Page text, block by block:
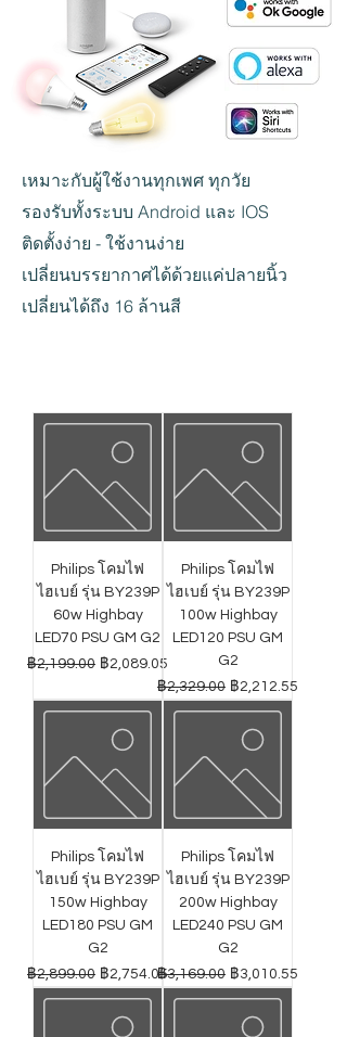
เหมาะกับผู้ใช้งานทุกเพศ ทุกวัย
รองรับทั้งระบบ Android และ IOS
ติดตั้งง่าย - ใช้งานง่าย
เปลี่ยนบรรยากาศได้ด้วยแค่ปลายนิ้ว
เปลี่ยนได้ถึง 16 ล้านสี
Philips โคมไฟ
ไฮเบย์ รุ่น BY239P
60w Highbay
LED70 PSU GM G2
ราคาปกติ
฿2,199.00 ราคาขายลด
฿2,089.05
Philips โคมไฟ
ไฮเบย์ รุ่น BY239P
100w Highbay
LED120 PSU GM
G2
ราคาปกติ
฿2,329.00 ราคาขายลด
฿2,212.55
Philips โคมไฟ
ไฮเบย์ รุ่น BY239P
150w Highbay
LED180 PSU GM
G2
ราคาปกติ
฿2,899.00 ราคาขายลด
฿2,754.05
Philips โคมไฟ
ไฮเบย์ รุ่น BY239P
200w Highbay
LED240 PSU GM
G2
ราคาปกติ
฿3,169.00 ราคาขายลด
฿3,010.55